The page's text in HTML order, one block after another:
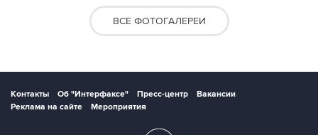
ВСЕ ФОТОГАЛЕРЕИ
Контакты Об "Интерфаксе" Пресс-центр
Вакансии
Реклама на сайте
Мероприятия